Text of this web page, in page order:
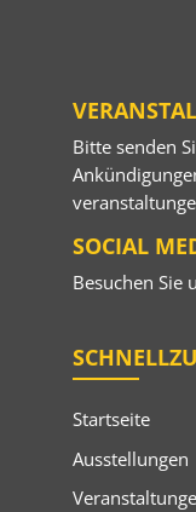
Bitte senden
SOCIAL
Besuchen Sie
Startseite
Ausstellungen